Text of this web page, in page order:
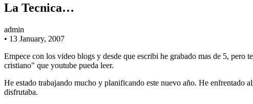
La Tecnica…
admin
• 13 January, 2007
Empece con los video blogs y desde que escribi he grabado mas de 5,
cristiano" que youtube pueda leer.
He estado trabajando mucho y planificando este nuevo año. He enfrentado
disfrutaba.